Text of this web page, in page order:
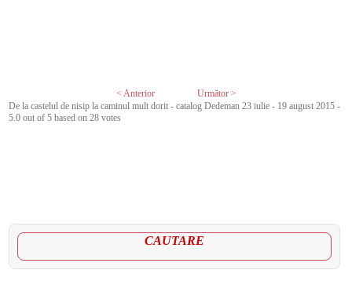
< Anterior
Următor >
De la castelul de nisip la caminul mult dorit - catalog Dedeman 23 iulie - 19 august 2015 -
5.0 out of5 based on28 votes
CAUTARE